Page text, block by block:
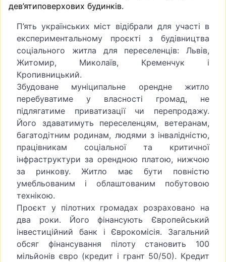
дев’ятиповерхових будинків.
П’ять українських міст відібрали для участі в
експериментальному проєкті з будівництва
соціального житла для переселенців: Львів,
Житомир, Миколаїв, Кременчук і
Кропивницький.
Збудоване муніципальне орендне житло
перебуватиме у власності громад, не
підлягатиме приватизації чи перепродажу.
Його здаватимуть переселенцям, ветеранам,
багатодітним родинам, людями з інвалідністю,
працівникам соціальної та критичної
інфраструктури за орендною платою, нижчою
за ринкову. Житло має бути повністю
умебльованим і облаштованим побутовою
технікою.
Проєкт у пілотних громадах розраховано на
два роки. Його фінансують Європейський
інвестиційний банк і Єврокомісія. Загальний
обсяг фінансування пілоту становить 100
мільйонів євро (кредит і грант 50/50). Кредит